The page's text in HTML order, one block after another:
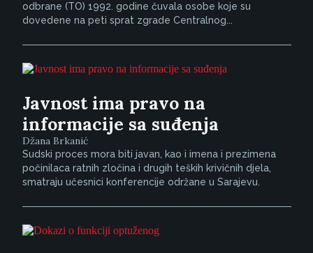
odbrane (TO) 1992. godine čuvala osobe koje su
dovedene na peti sprat zgrade Centralnog...
Javnost ima pravo na
informacije sa suđenja
Džana Brkanić
Sudski proces mora biti javan, kao i imena i prezimena
počinilaca ratnih zločina i drugih teških krivičnih djela,
smatraju učesnici konferencije održane u Sarajevu.